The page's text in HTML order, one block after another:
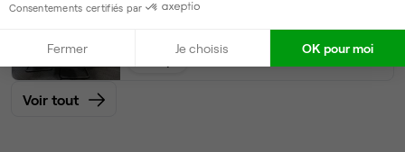
10 postes • 50 m²
Voir tout
Consentements certifiés par
Fermer Je choisis OK pour moi